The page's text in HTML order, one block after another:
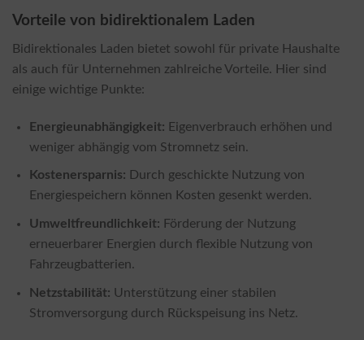
Vorteile von bidirektionalem Laden
Bidirektionales Laden bietet sowohl für private Haushalte
als auch für Unternehmen zahlreiche Vorteile. Hier sind
einige wichtige Punkte:
Energieunabhängigkeit: Eigenverbrauch erhöhen und
weniger abhängig vom Stromnetz sein.
Kostenersparnis: Durch geschickte Nutzung von
Energiespeichern können Kosten gesenkt werden.
Umweltfreundlichkeit: Förderung der Nutzung
erneuerbarer Energien durch flexible Nutzung von
Fahrzeugbatterien.
Netzstabilität: Unterstützung einer stabilen
Stromversorgung durch Rückspeisung ins Netz.